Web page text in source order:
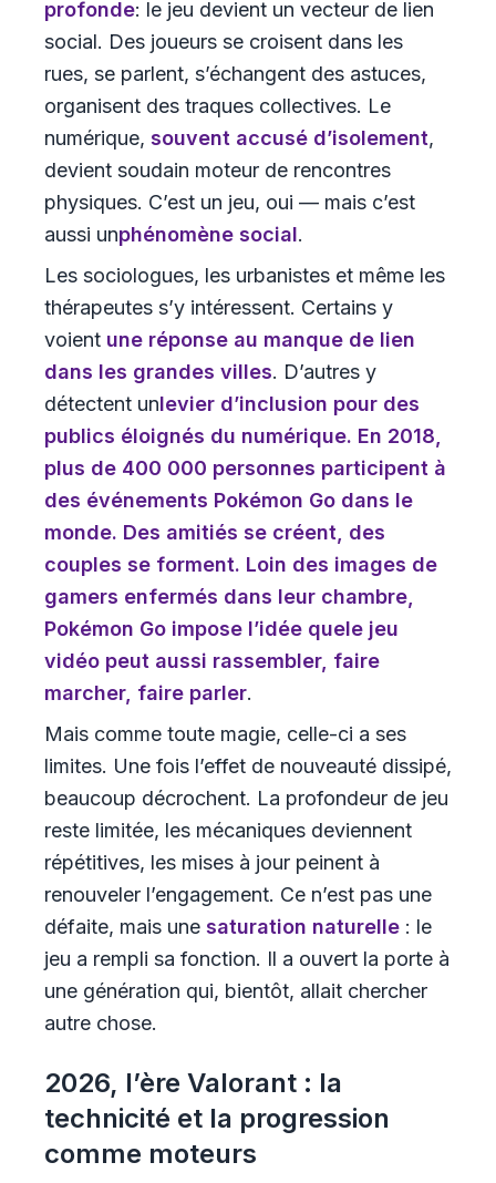
profonde: le jeu devient un vecteur de lien
social. Des joueurs se croisent dans les
rues, se parlent, s’échangent des astuces,
organisent des traques collectives. Le
numérique, souvent accusé d’isolement,
devient soudain moteur de rencontres
physiques. C’est un jeu, oui — mais c’est
aussi unphénomène social.
Les sociologues, les urbanistes et même les
thérapeutes s’y intéressent. Certains y
voient une réponse au manque de lien
dans les grandes villes. D’autres y
détectent unlevier d’inclusion pour des
publics éloignés du numérique. En 2018,
plus de 400 000 personnes participent à
des événements Pokémon Go dans le
monde. Des amitiés se créent, des
couples se forment. Loin des images de
gamers enfermés dans leur chambre,
Pokémon Go impose l’idée quele jeu
vidéo peut aussi rassembler, faire
marcher, faire parler.
Mais comme toute magie, celle-ci a ses
limites. Une fois l’effet de nouveauté dissipé,
beaucoup décrochent. La profondeur de jeu
reste limitée, les mécaniques deviennent
répétitives, les mises à jour peinent à
renouveler l’engagement. Ce n’est pas une
défaite, mais une saturation naturelle : le
jeu a rempli sa fonction. Il a ouvert la porte à
une génération qui, bientôt, allait chercher
autre chose.
2026, l’ère Valorant : la
technicité et la progression
comme moteurs